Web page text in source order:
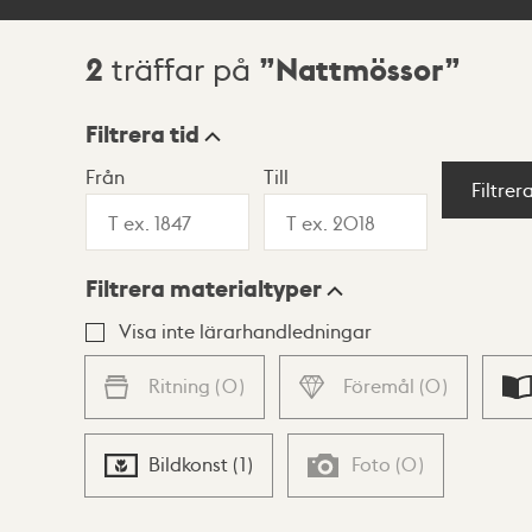
Sökresultat
2 träffar på Nattmössor
Visningsläge
Lista Karta
Filtrera tid
Från Till
Filtrera materialtyper
Visa inte lärarhandledningar
Ritning (0) Föremål (0)
Bildkonst (1) Foto (0)